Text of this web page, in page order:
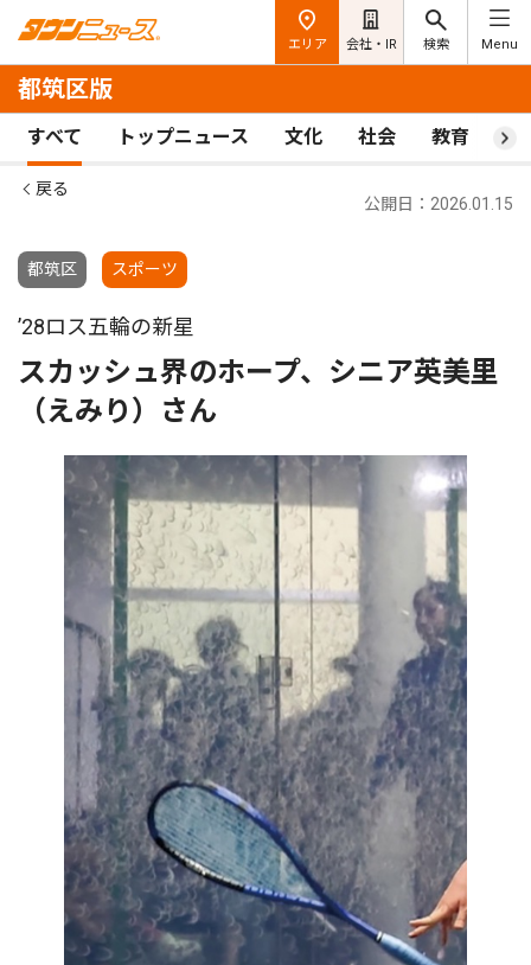
エリア 会社・IR 検索 Menu
都筑区版
すべて トップニュース 文化 社会 教育 ス
戻る
都筑区 スポーツ
公開日：2026.01.15
’28ロス五輪の新星
スカッシュ界のホープ、シニア英美里
（えみり）さん